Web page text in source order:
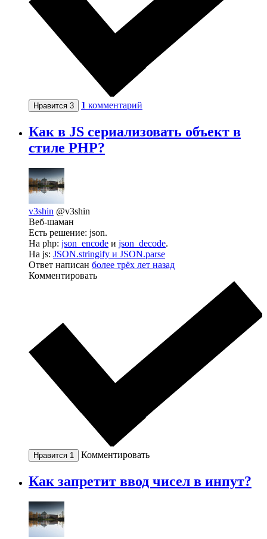
Нравится 3 1 комментарий
Как в JS сериализовать объект в
стиле PHP?
v3shin @v3shin
Веб-шаман
Есть решение: json.
На php: json_encode и json_decode.
На js: JSON.stringify и JSON.parse
Ответ написан более трёх лет назад
Комментировать
Нравится 1 Комментировать
Как запретит ввод чисел в инпут?